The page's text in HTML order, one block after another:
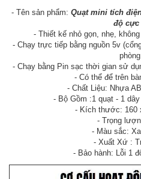
- Tên sản phẩm: Quạt mini tích
độ cực
- Thiết kế nhỏ gọn, nhẹ,
- Chạy trực tiếp bằng nguồn 5v
- Chạy bằng Pin sạc thời gian sử
- Có thể để trên
- Chất Liệu: Nhựa
- Bộ Gồm :1 quạt - 1
- Kích thước: 160
- Trọng
- Màu sắc:
- Xuất Xứ :
- Bảo hành: Lỗi 1